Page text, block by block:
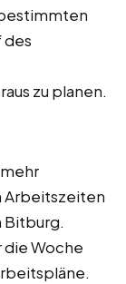
des
zu planen.
Arbeitszeiten
Bitburg.
Woche